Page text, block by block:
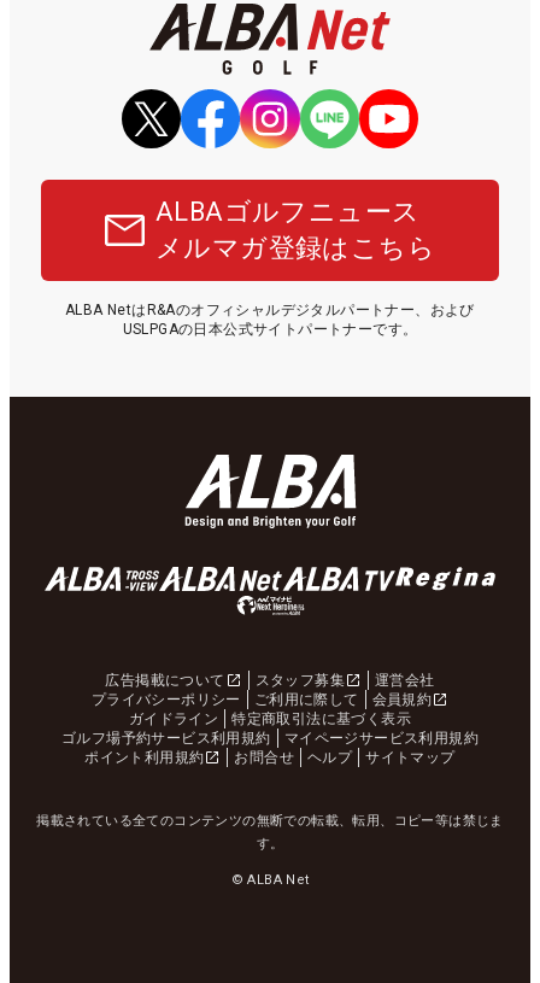
ALBAゴルフニュース
メルマガ登録はこちら
ALBA NetはR&Aのオフィシャルデジタルパートナー、および
USLPGAの日本公式サイトパートナーです。
広告掲載について スタッフ募集
運営会社
プライバシーポリシー
ご利用に際して
会員規約
ガイドライン
特定商取引法に基づく表示
ゴルフ場予約サービス利用規約
マイページサービス利用規約
ポイント利用規約
お問合せ ヘルプ サイトマップ
掲載されている全てのコンテンツの無断での転載、転用、コピー等は禁じま
す。
© ALBA Net